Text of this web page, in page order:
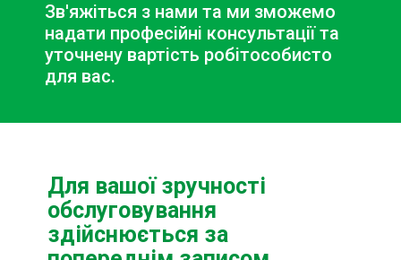
Зв'яжіться з нами та ми зможемо
надати професійні консультації та
уточнену вартість робітособисто
для вас.
Для вашої зручності
обслуговування
здійснюється за